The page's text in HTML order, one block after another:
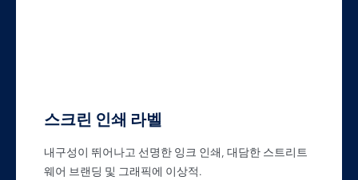
스크린 인쇄 라벨
내구성이 뛰어나고 선명한 잉크 인쇄, 대담한 스트리트
웨어 브랜딩 및 그래픽에 이상적.